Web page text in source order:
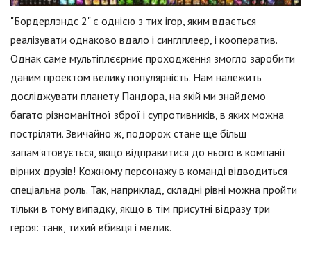
"Бордерлэндс 2" є однією з тих ігор, яким вдається
реалізувати однаково вдало і синглплеер, і кооператив.
Однак саме мультіплєєрниє проходження змогло заробити
даним проектом велику популярність. Нам належить
досліджувати планету Пандора, на якій ми знайдемо
багато різноманітної зброї і супротивників, в яких можна
постріляти. Звичайно ж, подорож стане ще більш
запам'ятовується, якщо відправитися до нього в компанії
вірних друзів! Кожному персонажу в команді відводиться
спеціальна роль. Так, наприклад, складні рівні можна пройти
тільки в тому випадку, якщо в тім присутні відразу три
героя: танк, тихий вбивця і медик.